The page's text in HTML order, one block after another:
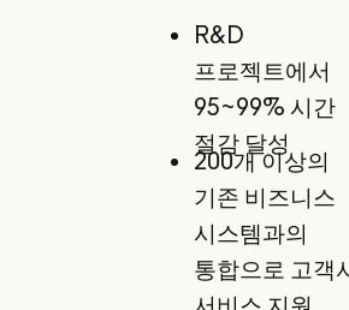
R&D
프로젝트에서
95~99% 시간
절감 달성
200개 이상의
기존 비즈니스
시스템과의
통합으로 고객